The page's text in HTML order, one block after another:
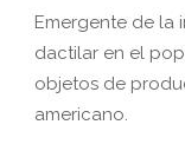
Emergente de la
dactilar en el
objetos de
americano.